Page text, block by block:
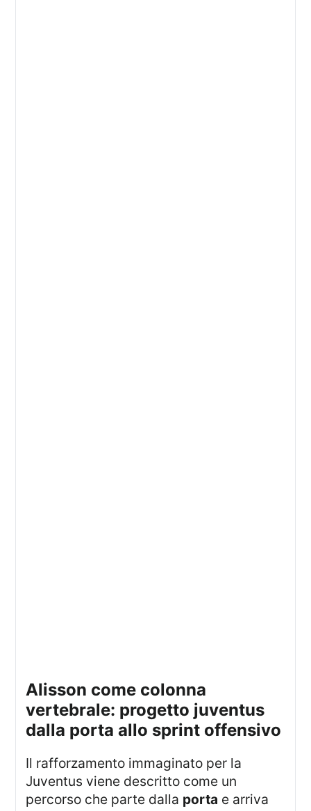
alisson come colonna
vertebrale: progetto juventus
dalla porta allo sprint offensivo
Il rafforzamento immaginato per la
Juventus viene descritto come un
percorso che parte dalla porta e arriva